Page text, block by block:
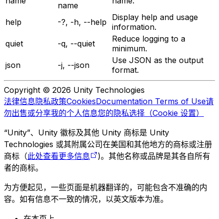
name
help -?, -h, --help
Display help and usage
information.
quiet
-q, --quiet
Reduce logging to a
minimum.
json
-j, --json
Use JSON as the output
format.
Copyright © 2026 Unity Technologies
法律信息隐私政策CookiesDocumentation Terms of Use请
勿出售或分享我的个人信息您的隐私选择（Cookie 设置）
“Unity”、Unity 徽标及其他 Unity 商标是 Unity
Technologies 或其附属公司在美国和其他地方的商标或注册
商标（此处查看更多信息
)。其他名称或品牌是其各自所有
者的商标。
为方便起见，一些页面是机器翻译的，可能包含不准确的内
容。如有信息不一致的情况，以英文版本为准。